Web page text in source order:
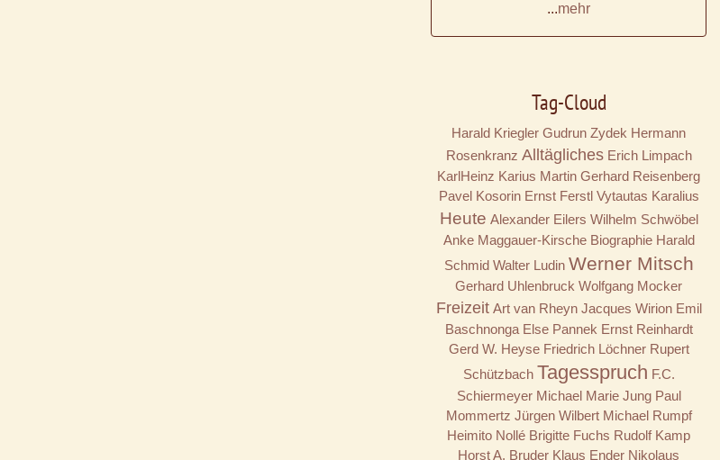
...mehr
Tag-Cloud
Harald Kriegler Gudrun Zydek Hermann
Rosenkranz Alltägliches Erich Limpach
KarlHeinz Karius Martin Gerhard Reisenberg
Pavel Kosorin Ernst Ferstl Vytautas Karalius
Heute Alexander Eilers Wilhelm Schwöbel
Anke Maggauer-Kirsche Biographie Harald
Schmid Walter Ludin Werner Mitsch
Gerhard Uhlenbruck Wolfgang Mocker
Freizeit Art van Rheyn Jacques Wirion Emil
Baschnonga Else Pannek Ernst Reinhardt
Gerd W. Heyse Friedrich Löchner Rupert
Schützbach Tagesspruch F.C.
Schiermeyer Michael Marie Jung Paul
Mommertz Jürgen Wilbert Michael Rumpf
Heimito Nollé Brigitte Fuchs Rudolf Kamp
Horst A. Bruder Klaus Ender Nikolaus